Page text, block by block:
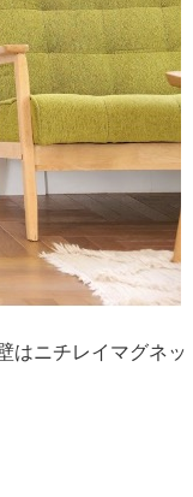
はニチレイマグネ